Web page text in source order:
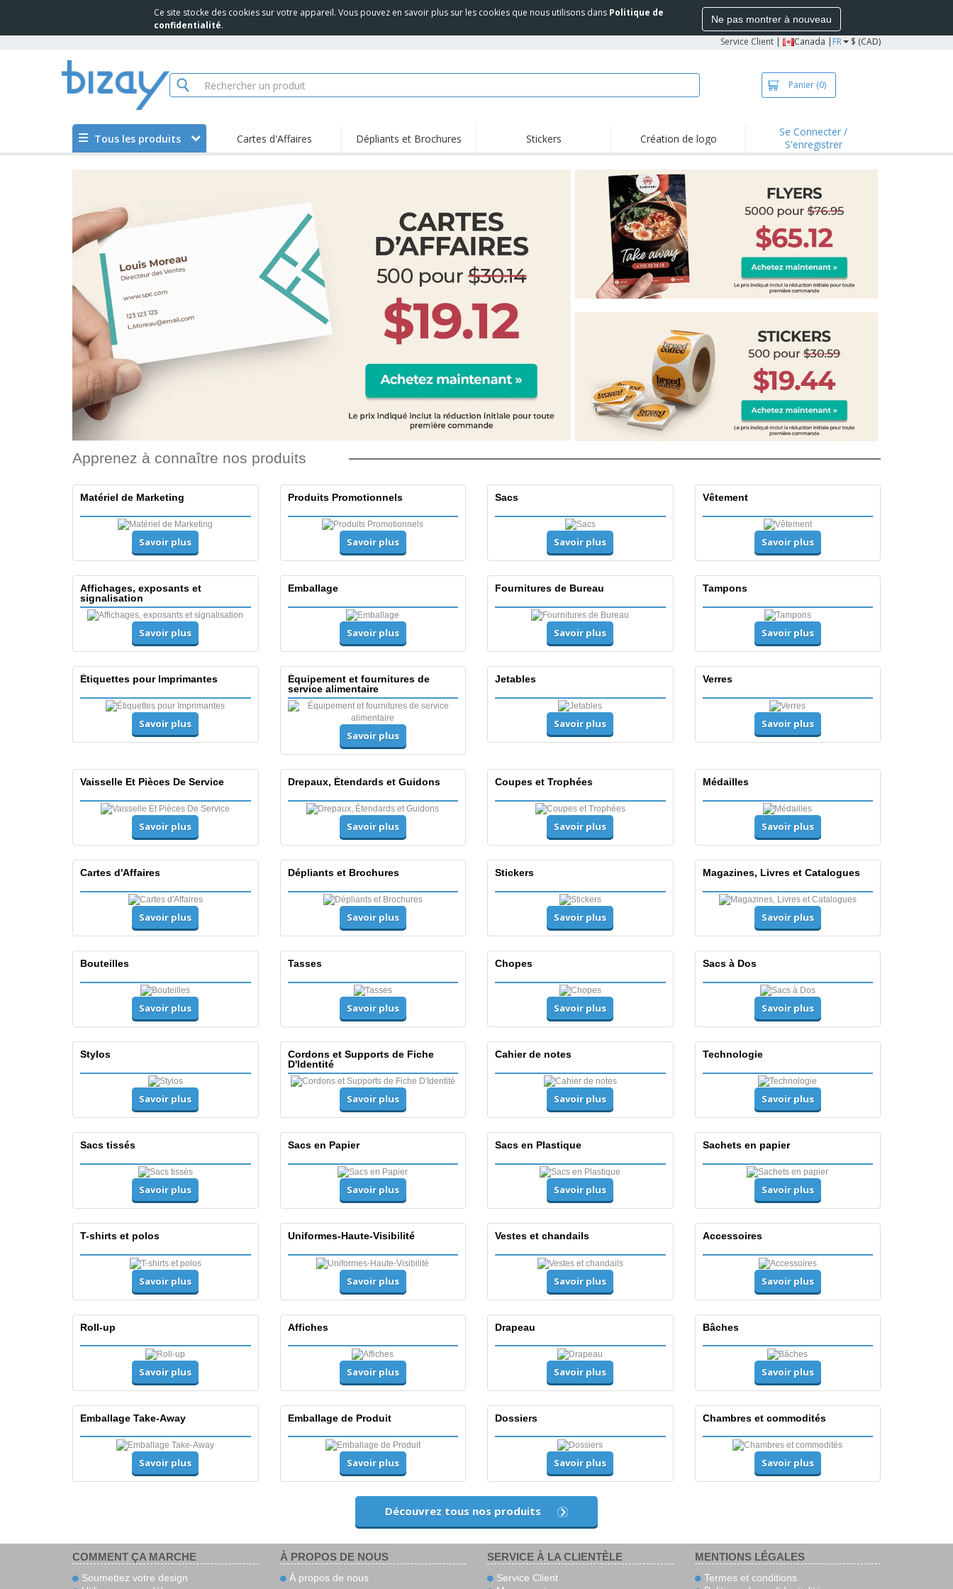
Ce site stocke des cookies sur votre appareil. Vous pouvez en savoir plus sur les cookies que nous utilisons dans Politique de
confidentialité. Ne pas montrer à nouveau
Service Client | Canada | FR $ (CAD)
Panier (0)
Tous les produits Cartes d'Affaires Dépliants et Brochures Stickers Création de logo
Se Connecter /
S'enregistrer
Apprenez à connaître nos produits
Matériel de Marketing
Savoir plus
Produits Promotionnels
Savoir plus
Sacs
Savoir plus
Vêtement
Savoir plus
Affichages, exposants et
signalisation
Savoir plus
Emballage
Savoir plus
Fournitures de Bureau
Savoir plus
Tampons
Savoir plus
Étiquettes pour Imprimantes
Savoir plus
Équipement et fournitures de
service alimentaire
Savoir plus
Jetables
Savoir plus
Verres
Savoir plus
Vaisselle Et Pièces De Service
Savoir plus
Drepaux, Étendards et Guidons
Savoir plus
Coupes et Trophées
Savoir plus
Médailles
Savoir plus
Cartes d'Affaires
Savoir plus
Dépliants et Brochures
Savoir plus
Stickers
Savoir plus
Magazines, Livres et Catalogues
Savoir plus
Bouteilles
Savoir plus
Tasses
Savoir plus
Chopes
Savoir plus
Sacs à Dos
Savoir plus
Stylos
Savoir plus
Cordons et Supports de Fiche
D'Identité
Savoir plus
Cahier de notes
Savoir plus
Technologie
Savoir plus
Sacs tissés
Savoir plus
Sacs en Papier
Savoir plus
Sacs en Plastique
Savoir plus
Sachets en papier
Savoir plus
T-shirts et polos
Savoir plus
Uniformes-Haute-Visibilité
Savoir plus
Vestes et chandails
Savoir plus
Accessoires
Savoir plus
Roll-up
Savoir plus
Affiches
Savoir plus
Drapeau
Savoir plus
Bâches
Savoir plus
Emballage Take-Away
Savoir plus
Emballage de Produit
Savoir plus
Dossiers
Savoir plus
Chambres et commodités
Savoir plus
Découvrez tous nos produits
COMMENT ÇA MARCHE
Soumettez votre design
À PROPOS DE NOUS
À propos de nous
SERVICE À LA CLIENTÈLE
Service Client
MENTIONS LÉGALES
Termes et conditions